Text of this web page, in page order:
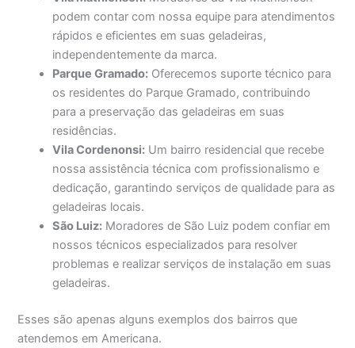
podem contar com nossa equipe para atendimentos
rápidos e eficientes em suas geladeiras,
independentemente da marca.
Parque Gramado: Oferecemos suporte técnico para
os residentes do Parque Gramado, contribuindo
para a preservação das geladeiras em suas
residências.
Vila Cordenonsi: Um bairro residencial que recebe
nossa assistência técnica com profissionalismo e
dedicação, garantindo serviços de qualidade para as
geladeiras locais.
São Luiz: Moradores de São Luiz podem confiar em
nossos técnicos especializados para resolver
problemas e realizar serviços de instalação em suas
geladeiras.
Esses são apenas alguns exemplos dos bairros que
atendemos em Americana.